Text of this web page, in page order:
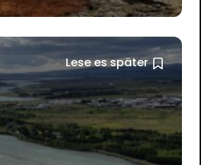
Lese es später